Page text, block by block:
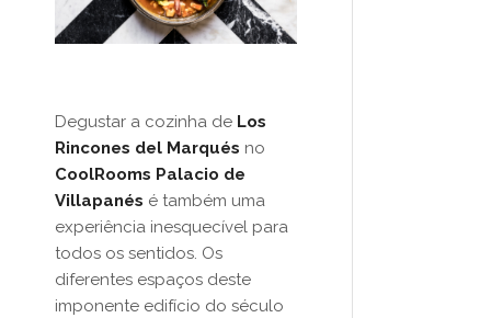
Degustar a cozinha de Los
Rincones del Marqués no
CoolRooms Palacio de
Villapanés é também uma
experiência inesquecível para
todos os sentidos. Os
diferentes espaços deste
imponente edifício do século